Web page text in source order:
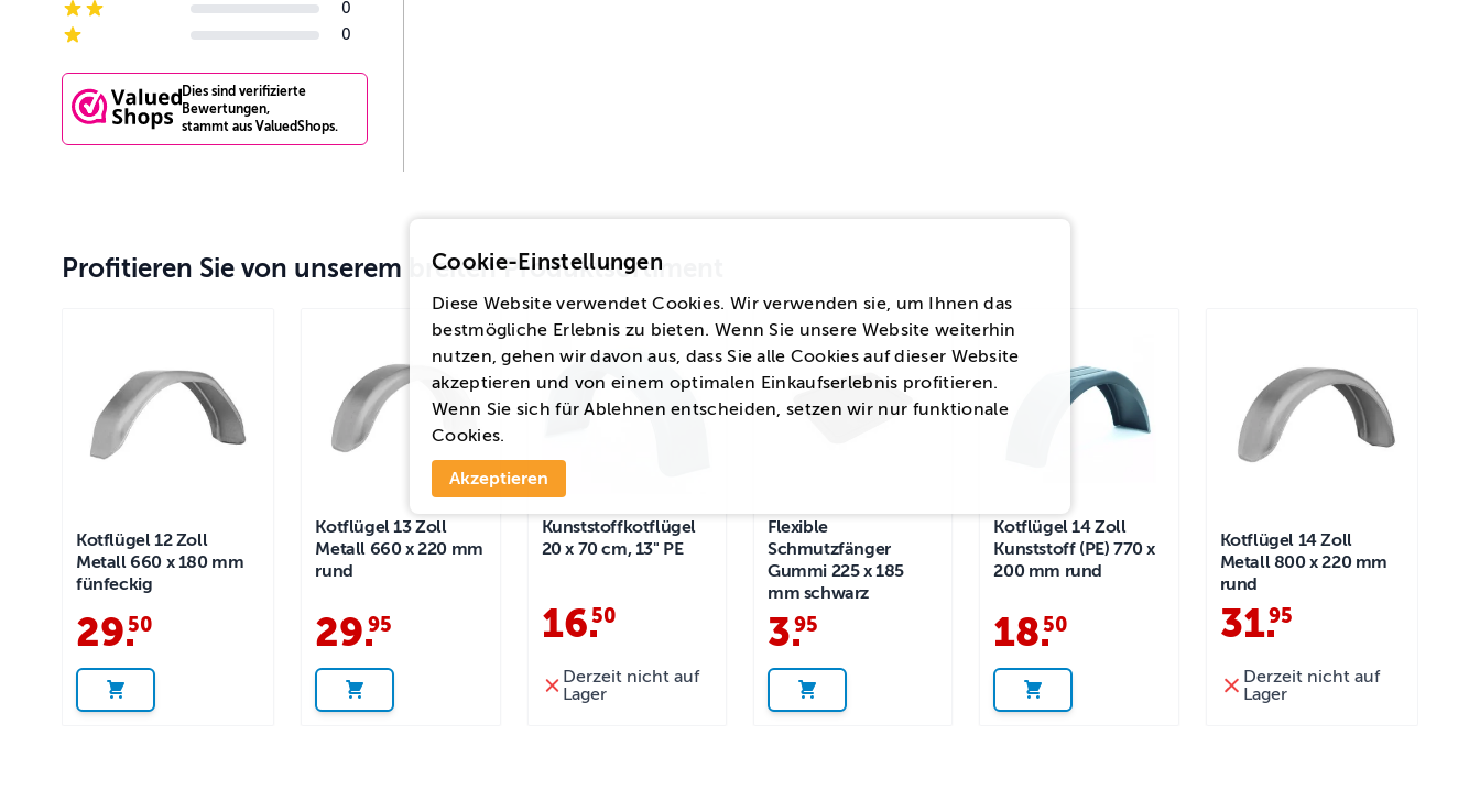
2-star reviews
0
1-star reviews
0
Dies sind verifizierte
Bewertungen,
stammt aus ValuedShops.
Profitieren Sie von unserem breiten Produktsortiment
Kotflügel 12 Zoll
Metall 660 x 180 mm
fünfeckig
29.
50
Kotflügel 13 Zoll
Metall 660 x 220 mm
rund
29.
95
Kunststoffkotflügel
20 x 70 cm, 13" PE
16.
50
Derzeit nicht auf
Lager
Flexible
Schmutzfänger
Gummi 225 x 185
mm schwarz
3.
95
Kotflügel 14 Zoll
Kunststoff (PE) 770 x
200 mm rund
18.
50
Kotflügel 14 Zoll
Metall 800 x 220 mm
rund
31.95
Derzeit nicht auf
Lager
Cookie-Einstellungen
Diese Website verwendet Cookies. Wir verwenden sie, um Ihnen das
bestmögliche Erlebnis zu bieten. Wenn Sie unsere Website weiterhin
nutzen, gehen wir davon aus, dass Sie alle Cookies auf dieser Website
akzeptieren und von einem optimalen Einkaufserlebnis profitieren.
Wenn Sie sich fürAblehnen entscheiden, setzen wir nur funktionale
Cookies.
Akzeptieren